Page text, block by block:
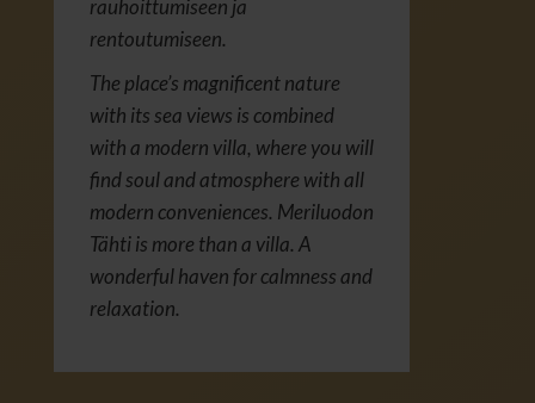
rauhoittumiseen ja
rentoutumiseen.
The place’s magnificent nature
with its sea views is combined
with a modern villa, where you will
find soul and atmosphere with all
modern conveniences. Meriluodon
Tähti is more than a villa. A
wonderful haven for calmness and
relaxation.